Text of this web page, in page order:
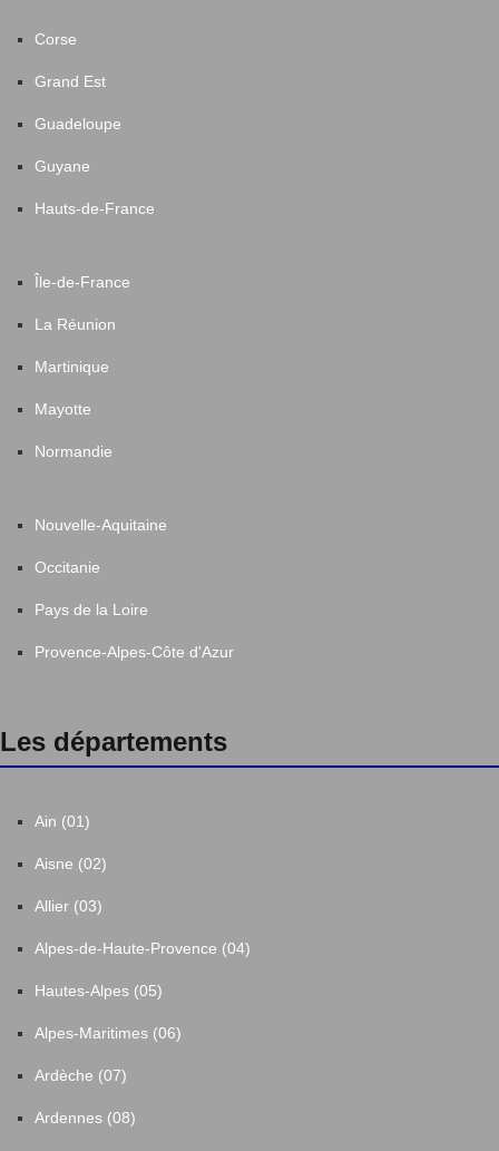
Corse
Grand Est
Guadeloupe
Guyane
Hauts-de-France
Île-de-France
La Réunion
Martinique
Mayotte
Normandie
Nouvelle-Aquitaine
Occitanie
Pays de la Loire
Provence-Alpes-Côte d'Azur
Les départements
Ain (01)
Aisne (02)
Allier (03)
Alpes-de-Haute-Provence (04)
Hautes-Alpes (05)
Alpes-Maritimes (06)
Ardèche (07)
Ardennes (08)